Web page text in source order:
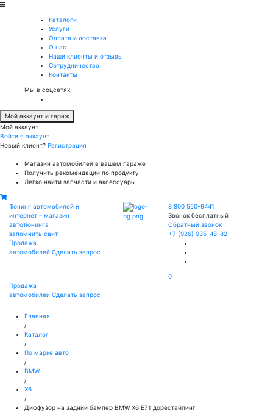
Каталоги
Услуги
Оплата и доставка
О нас
Наши клиенты и отзывы
Сотрудничество
Контакты
Мы в соцсетях:
Мой аккаунт и гараж
Мой аккаунт
Войти в аккаунт
Новый клиент? Регистрация
Магазин автомобилей в вашем гараже
Получить рекомендации по продукту
Легко найти запчасти и аксессуары
Тюнинг автомобилей и
интернет - магазин
автотюнинга
запомнить сайт
Продажа
автомобилей Сделать запрос
8 800 550-9441
Звонок бесплатный
Обратный звонок
+7 (926) 935-48-82
0
Продажа
автомобилей Сделать запрос
Главная
/
Каталог
/
По марке авто
/
BMW
/
X6
/
Диффузор на задний бампер BMW X6 E71 дорестайлинг